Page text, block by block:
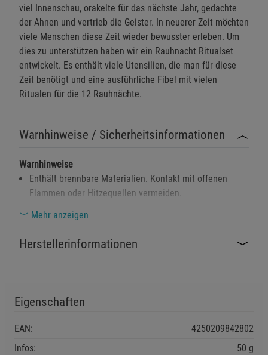
viel Innenschau, orakelte für das nächste Jahr, gedachte
der Ahnen und vertrieb die Geister. In neuerer Zeit möchten
viele Menschen diese Zeit wieder bewusster erleben. Um
dies zu unterstützen haben wir ein Rauhnacht Ritualset
entwickelt. Es enthält viele Utensilien, die man für diese
Zeit benötigt und eine ausführliche Fibel mit vielen
Ritualen für die 12 Rauhnächte.
Warnhinweise / Sicherheitsinformationen
Warnhinweise
Enthält brennbare Materialien. Kontakt mit offenen
Flammen oder Hitzequellen vermeiden.
Gesundheitsrisiko bei direktem Einatmen des Rauchs. In
Von Kindern fernhalten. Nicht zum Verzehr geeignet.
Sicherheitshinweise
Mehr anzeigen
Herstellerinformationen
Eigenschaften
EAN:
4250209842802
Infos:
50 g